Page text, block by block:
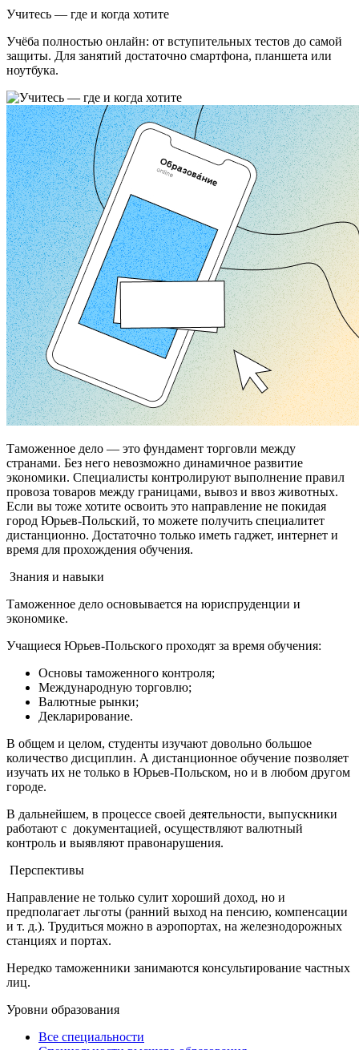
Учитесь — где и когда хотите
Учёба полностью онлайн: от вступительных тестов до самой
защиты. Для занятий достаточно смартфона, планшета или
ноутбука.
Таможенное дело — это фундамент торговли между
странами. Без него невозможно динамичное развитие
экономики. Специалисты контролируют выполнение правил
провоза товаров между границами, вывоз и ввоз животных.
Если вы тоже хотите освоить это направление не покидая
город Юрьев-Польский, то можете получить специалитет
дистанционно. Достаточно только иметь гаджет, интернет и
время для прохождения обучения.
Знания и навыки
Таможенное дело основывается на юриспруденции и
экономике.
Учащиеся Юрьев-Польского проходят за время обучения:
Основы таможенного контроля;
Международную торговлю;
Валютные рынки;
Декларирование.
В общем и целом, студенты изучают довольно большое
количество дисциплин. А дистанционное обучение позволяет
изучать их не только в Юрьев-Польском, но и в любом другом
городе.
В дальнейшем, в процессе своей деятельности, выпускники
работают с документацией, осуществляют валютный
контроль и выявляют правонарушения.
Перспективы
Направление не только сулит хороший доход, но и
предполагает льготы (ранний выход на пенсию, компенсации
и т. д.). Трудиться можно в аэропортах, на железнодорожных
станциях и портах.
Нередко таможенники занимаются консультирование частных
лиц.
Уровни образования
Все специальности